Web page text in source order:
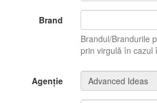
Brand
Brandul/Brandurile
prin virgulă în
Agenție